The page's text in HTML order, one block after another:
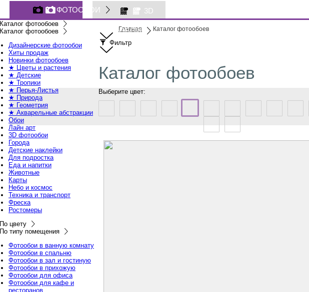
ФОТООБОИ 3D
ОБОИ
Каталог фотообоев
Каталог фотообоев
Дизайнерские фотообои
Хиты продаж
Новинки фотообоев
★ Цветы и растения
★ Детские
★ Тропики
★ Перья-Листья
★ Природа
★ Геометрия
★ Акварельные абстракции
Обои
Лайн арт
3D фотообои
Города
Детские наклейки
Для подростка
Еда и напитки
Животные
Карты
Небо и космос
Техника и транспорт
Фреска
Ростомеры
По цвету
По типу помещения
Фотообои в ванную комнату
Фотообои в спальню
Фотообои в зал и гостиную
Фотообои в прихожую
Фотообои для офиса
Фотообои для кафе и
ресторанов
Главная Каталог фотообоев
Фильтр
Каталог фотообоев
Выберите цвет: